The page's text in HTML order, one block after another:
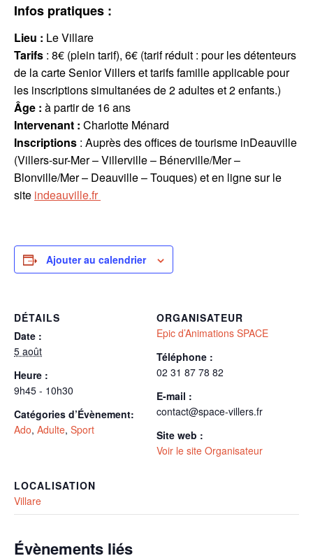
Infos pratiques :
Lieu : Le Villare
Tarifs : 8€ (plein tarif), 6€ (tarif réduit : pour les détenteurs
de la carte Senior Villers et tarifs famille applicable pour
les inscriptions simultanées de 2 adultes et 2 enfants.)
Âge : à partir de 16 ans
Intervenant : Charlotte Ménard
Inscriptions : Auprès des offices de tourisme inDeauville
(Villers-sur-Mer – Villerville – Bénerville/Mer –
Blonville/Mer – Deauville – Touques) et en ligne sur le
site indeauville.fr
Ajouter au calendrier
DÉTAILS
Date :
5 août
Heure :
9h45 - 10h30
Catégories d’Évènement:
Ado, Adulte, Sport
ORGANISATEUR
Epic d’Animations SPACE
Téléphone :
02 31 87 78 82
E-mail :
contact@space-villers.fr
Site web :
Voir le site Organisateur
LOCALISATION
Villare
Évènements liés